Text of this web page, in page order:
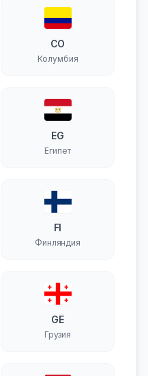
CO
Колумбия
EG
Египет
FI
Финляндия
GE
Грузия